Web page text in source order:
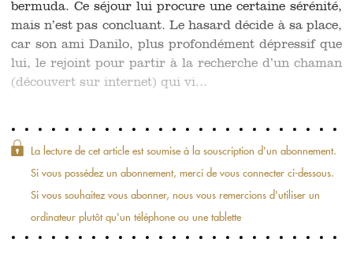
bermuda. Ce séjour lui procure une certaine sérénité,
mais n’est pas concluant. Le hasard décide à sa place,
car son ami Danilo, plus profondément dépressif que
lui, le rejoint pour partir à la recherche d’un chaman
(découvert sur internet) qui vi...
La lecture de cet article est soumise à la souscription d'un abonnement.
Si vous possédez un abonnement, merci de vous connecter ci-dessous.
Si vous souhaitez vous abonner, nous vous remercions d'utiliser un
ordinateur plutôt qu'un téléphone ou une tablette